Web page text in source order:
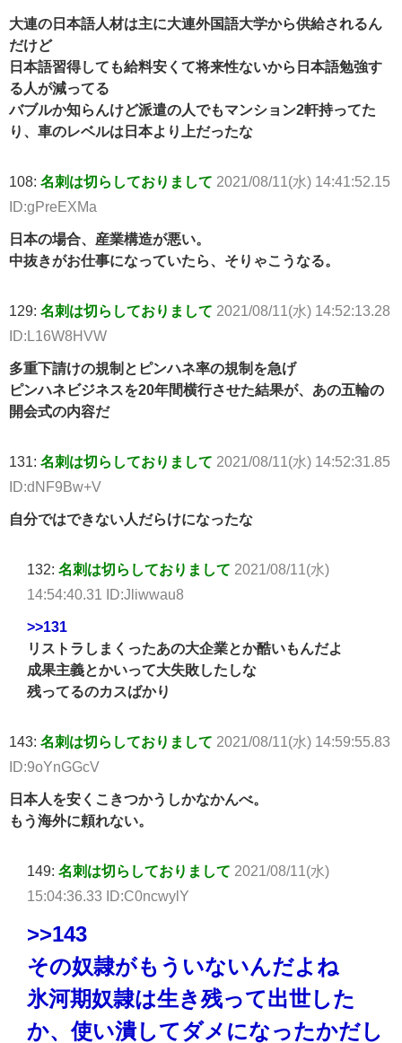
大連の日本語人材は主に大連外国語大学から供給されるん
だけど
日本語習得しても給料安くて将来性ないから日本語勉強す
る人が減ってる
バブルか知らんけど派遣の人でもマンション2軒持ってた
り、車のレベルは日本より上だったな
108: 名刺は切らしておりまして 2021/08/11(水) 14:41:52.15
ID:gPreEXMa
日本の場合、産業構造が悪い。
中抜きがお仕事になっていたら、そりゃこうなる。
129: 名刺は切らしておりまして 2021/08/11(水) 14:52:13.28
ID:L16W8HVW
多重下請けの規制とピンハネ率の規制を急げ
ピンハネビジネスを20年間横行させた結果が、あの五輪の
開会式の内容だ
131: 名刺は切らしておりまして 2021/08/11(水) 14:52:31.85
ID:dNF9Bw+V
自分ではできない人だらけになったな
132: 名刺は切らしておりまして 2021/08/11(水)
14:54:40.31 ID:Jliwwau8
>>131
リストラしまくったあの大企業とか酷いもんだよ
成果主義とかいって大失敗したしな
残ってるのカスばかり
143: 名刺は切らしておりまして 2021/08/11(水) 14:59:55.83
ID:9oYnGGcV
日本人を安くこきつかうしかなかんべ。
もう海外に頼れない。
149: 名刺は切らしておりまして 2021/08/11(水)
15:04:36.33 ID:C0ncwylY
>>143
その奴隷がもういないんだよね
氷河期奴隷は生き残って出世した
か、使い潰してダメになったかだし